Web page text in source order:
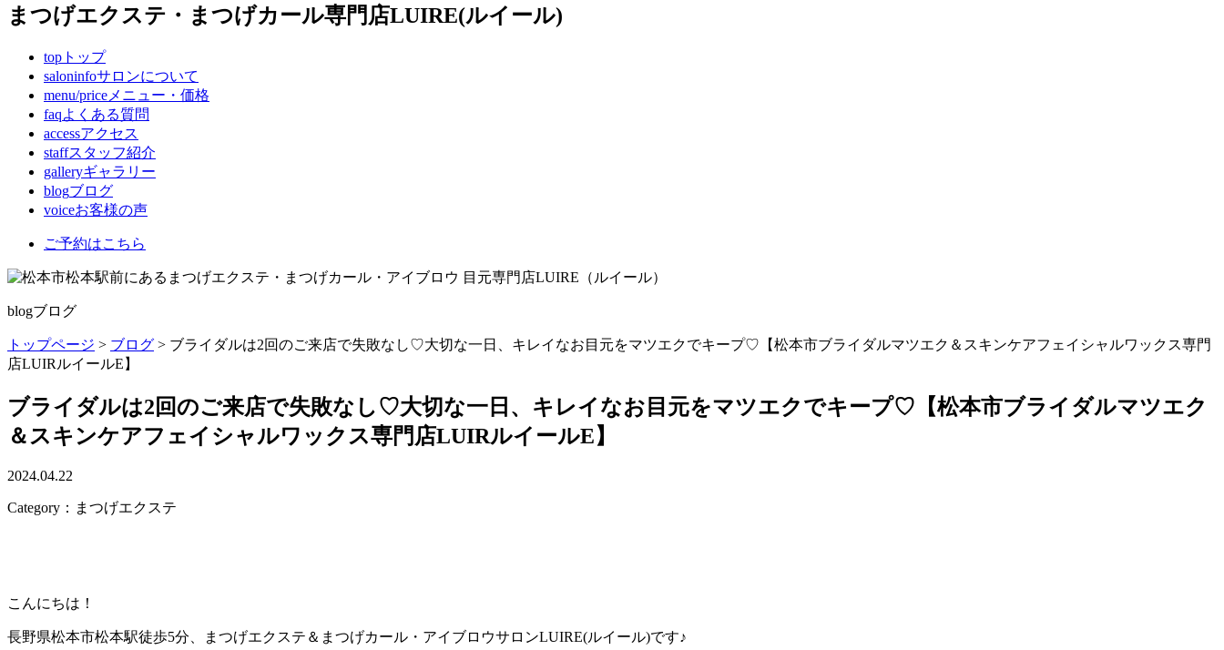
まつげエクステ・まつげカール専門店LUIRE(ルイール)
top トップ
saloninfoサロンについて
menu/price メニュー・価格
faqよくある質問
accessアクセス
staffスタッフ紹介
galleryギャラリー
blogブログ
voiceお客様の声
ご予約はこちら
blogブログ
トップページ > ブログ > ブライダルは2回のご来店で失敗なし♡大切な一日、キレイなお目元をマツエクでキープ♡【松本市ブライダルマツエク＆スキンケアフェイシャルワックス専門
店LUIRルイールE】
ブライダルは2回のご来店で失敗なし♡大切な一日、キレイなお目元をマツエクでキープ♡【松本市ブライダルマツエク
＆スキンケアフェイシャルワックス専門店LUIRルイールE】
2024.04.22
Category：まつげエクステ
こんにちは！
長野県松本市松本駅徒歩5分、まつげエクステ＆まつげカール・アイブロウサロンLUIRE(ルイール)です♪